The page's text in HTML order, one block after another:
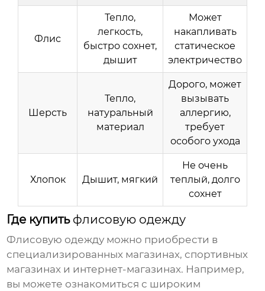
Флис
Тепло,
легкость,
быстро сохнет,
дышит
Может
накапливать
статическое
электричество
Шерсть
Тепло,
натуральный
материал
Дорого, может
вызывать
аллергию,
требует
особого ухода
Хлопок Дышит, мягкий
Не очень
теплый, долго
сохнет
Где купить флисовую одежду
Флисовую одежду можно приобрести в
специализированных магазинах, спортивных
магазинах и интернет-магазинах. Например,
вы можете ознакомиться с широким